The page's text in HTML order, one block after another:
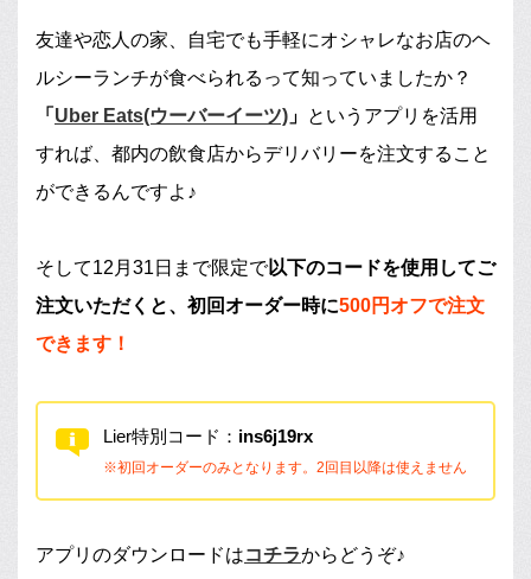
友達や恋人の家、自宅でも手軽にオシャレなお店のヘ
ルシーランチが食べられるって知っていましたか？
「 Uber Eats(ウーバーイーツ) 」 というアプリを活用
すれば、都内の飲食店からデリバリーを注文すること
ができるんですよ♪
そして12月31日まで限定で以下のコードを使用してご
注文いただくと、初回オーダー時に500円オフで注文
できます！
Lier特別コード： ins6j19rx
※初回オーダーのみとなります。2回目以降は使えません
アプリのダウンロードはコチラからどうぞ♪